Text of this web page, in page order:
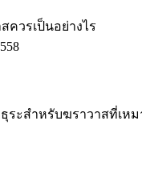
ควรเป็นอย่างไร
ระสำหรับฆราวาสที่เห